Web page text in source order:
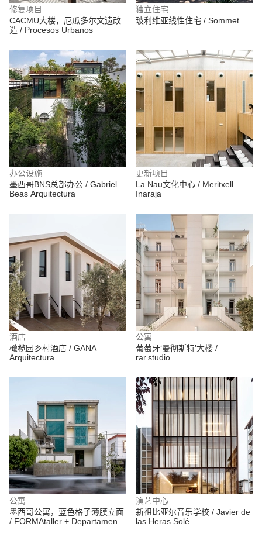
修复项目
CACMU大楼，厄瓜多尔文遗改
造 / Procesos Urbanos
独立住宅
玻利维亚线性住宅 / Sommet
办公设施
墨西哥BNS总部办公 / Gabriel
Beas Arquitectura
更新项目
La Nau文化中心 / Meritxell
Inaraja
酒店
橄榄园乡村酒店 / GANA
Arquitectura
公寓
葡萄牙‘曼彻斯特’大楼 /
rar.studio
公寓
墨西哥公寓，蓝色格子薄膜立面
/ FORMAtaller + Departamento
演艺中心
新祖比亚尔音乐学校 / Javier de
las Heras Solé